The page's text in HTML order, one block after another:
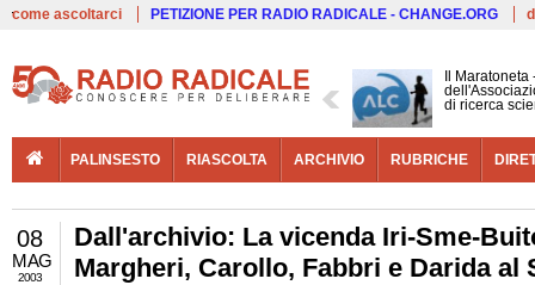
come ascoltarci PETIZIONE PER RADIO RADICALE - CHANGE.ORG
Il
di ricerca
PALINSESTO RIASCOLTA ARCHIVIO RUBRICHE
08
MAG
2003
Dall'archivio: La vicenda Iri-Sme-
Margheri, Carollo, Fabbri e Darida al